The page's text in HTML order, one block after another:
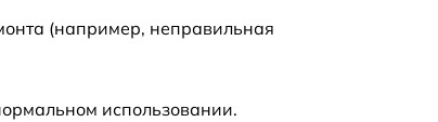
(например, неправильная
использовании.